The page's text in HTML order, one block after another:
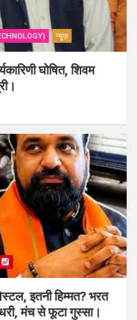
न्यूज़
घोषित, शिवम
इतनी हिम्मत? भरत
मंच से फूटा गुस्सा।